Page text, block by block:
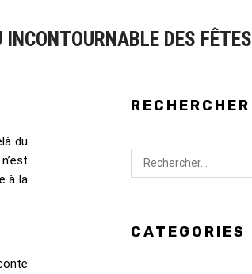
DES FÊTES
du
à la
RECHERCHER
CATEGORIES